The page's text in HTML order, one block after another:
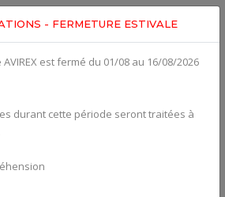
- FERMETURE ESTIVALE
est fermé du 01/08 au 16/08/2026
durant cette période seront traitées à